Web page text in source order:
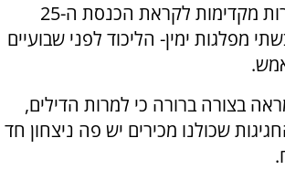
שתי מערכות בחירות מקדימות לקראת הכנסת ה-25
מפלגות ימין- הליכוד לפני שבועיים
בצורה ברורה כי למרות הדילים,
שכולנו מכירים יש פה ניצחון חד